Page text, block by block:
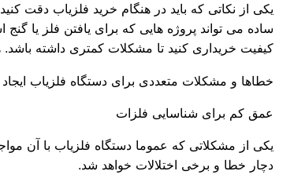
یکی از نکاتی که باید در هنگام خرید فلزیاب دقت
ساده می تواند پروژه هایی که برای یافتن فلز یا
کیفیت خریداری کنید تا مشکلات کمتری داشته
خطاها و مشکلات متعددی برای دستگاه فلزیاب
عمق کم برای شناسایی فلزات
یکی از مشکلاتی که عموما دستگاه فلزیاب با آن
دچار خطا و برخی اختلالات خواهد شد.